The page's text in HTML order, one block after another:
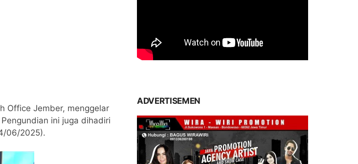
Office Jember, menggelar
ini juga dihadiri
06/2025).
ADVERTISEMEN